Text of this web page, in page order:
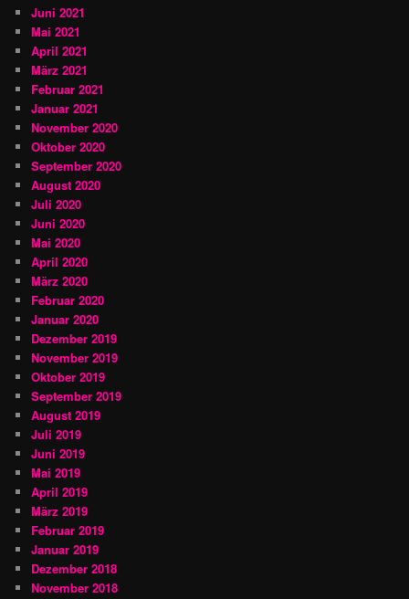
Juni 2021
Mai 2021
April 2021
März 2021
Februar 2021
Januar 2021
November 2020
Oktober 2020
September 2020
August 2020
Juli 2020
Juni 2020
Mai 2020
April 2020
März 2020
Februar 2020
Januar 2020
Dezember 2019
November 2019
Oktober 2019
September 2019
August 2019
Juli 2019
Juni 2019
Mai 2019
April 2019
März 2019
Februar 2019
Januar 2019
Dezember 2018
November 2018